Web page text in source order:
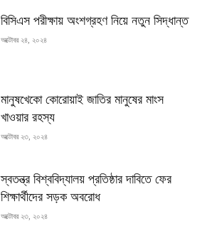
বিসিএস পরীক্ষায় অংশগ্রহণ নিয়ে নতুন সিদ্ধান্ত
অক্টোবর ২৪, ২০২৪
মানুষখেকো কোরোয়াই জাতির মানুষের মাংস
খাওয়ার রহস্য
অক্টোবর ২৩, ২০২৪
স্বতন্ত্র বিশ্ববিদ্যালয় প্রতিষ্ঠার দাবিতে ফের
শিক্ষার্থীদের সড়ক অবরোধ
অক্টোবর ২৩, ২০২৪